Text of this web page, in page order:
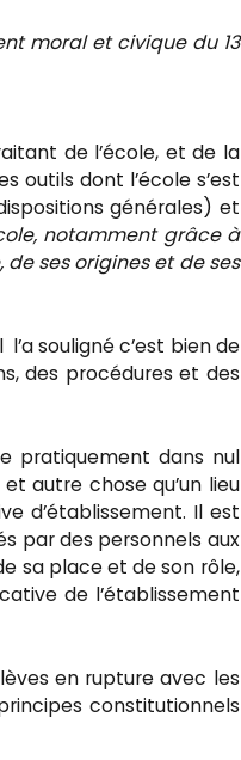
moral et civique du 13
de l’école, et de la
outils dont l’école s’est
générales) et
notamment grâce à
ses origines et de ses
souligné c’est bien de
des procédures et des
pratiquement dans nul
autre chose qu’un lieu
d’établissement. Il est
par des personnels aux
sa place et de son rôle,
de l’établissement
en rupture avec les
constitutionnels